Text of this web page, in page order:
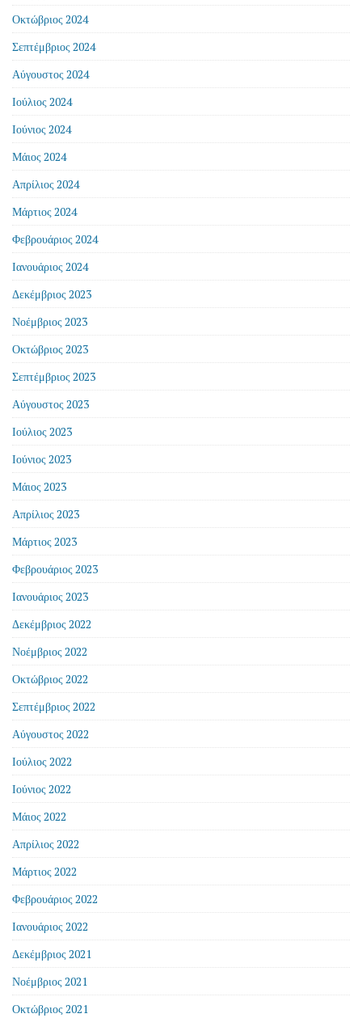
Οκτώβριος 2024
Σεπτέμβριος 2024
Αύγουστος 2024
Ιούλιος 2024
Ιούνιος 2024
Μάιος 2024
Απρίλιος 2024
Μάρτιος 2024
Φεβρουάριος 2024
Ιανουάριος 2024
Δεκέμβριος 2023
Νοέμβριος 2023
Οκτώβριος 2023
Σεπτέμβριος 2023
Αύγουστος 2023
Ιούλιος 2023
Ιούνιος 2023
Μάιος 2023
Απρίλιος 2023
Μάρτιος 2023
Φεβρουάριος 2023
Ιανουάριος 2023
Δεκέμβριος 2022
Νοέμβριος 2022
Οκτώβριος 2022
Σεπτέμβριος 2022
Αύγουστος 2022
Ιούλιος 2022
Ιούνιος 2022
Μάιος 2022
Απρίλιος 2022
Μάρτιος 2022
Φεβρουάριος 2022
Ιανουάριος 2022
Δεκέμβριος 2021
Νοέμβριος 2021
Οκτώβριος 2021